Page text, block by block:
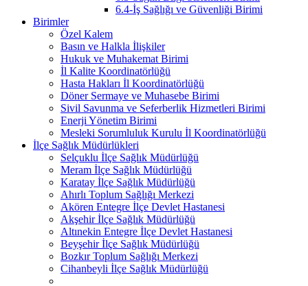
6.4-İş Sağlığı ve Güvenliği Birimi
Birimler
Özel Kalem
Basın ve Halkla İlişkiler
Hukuk ve Muhakemat Birimi
İl Kalite Koordinatörlüğü
Hasta Hakları İl Koordinatörlüğü
Döner Sermaye ve Muhasebe Birimi
Sivil Savunma ve Seferberlik Hizmetleri Birimi
Enerji Yönetim Birimi
Mesleki Sorumluluk Kurulu İl Koordinatörlüğü
İlçe Sağlık Müdürlükleri
Selçuklu İlçe Sağlık Müdürlüğü
Meram İlçe Sağlık Müdürlüğü
Karatay İlçe Sağlık Müdürlüğü
Ahırlı Toplum Sağlığı Merkezi
Akören Entegre İlçe Devlet Hastanesi
Akşehir İlçe Sağlık Müdürlüğü
Altınekin Entegre İlçe Devlet Hastanesi
Beyşehir İlçe Sağlık Müdürlüğü
Bozkır Toplum Sağlığı Merkezi
Cihanbeyli İlçe Sağlık Müdürlüğü